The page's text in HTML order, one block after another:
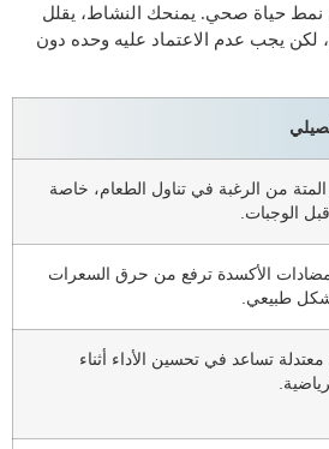
نمط حياة صحي. يمنحك النشاط، يقلل
لكن يجب عدم الاعتماد عليه وحده دون
من الرغبة في تناول الطعام، خاصة
الوجبات.
الأكسدة ترفع من حرق السعرات
طبيعي.
تساعد في تحسين الأداء أثناء